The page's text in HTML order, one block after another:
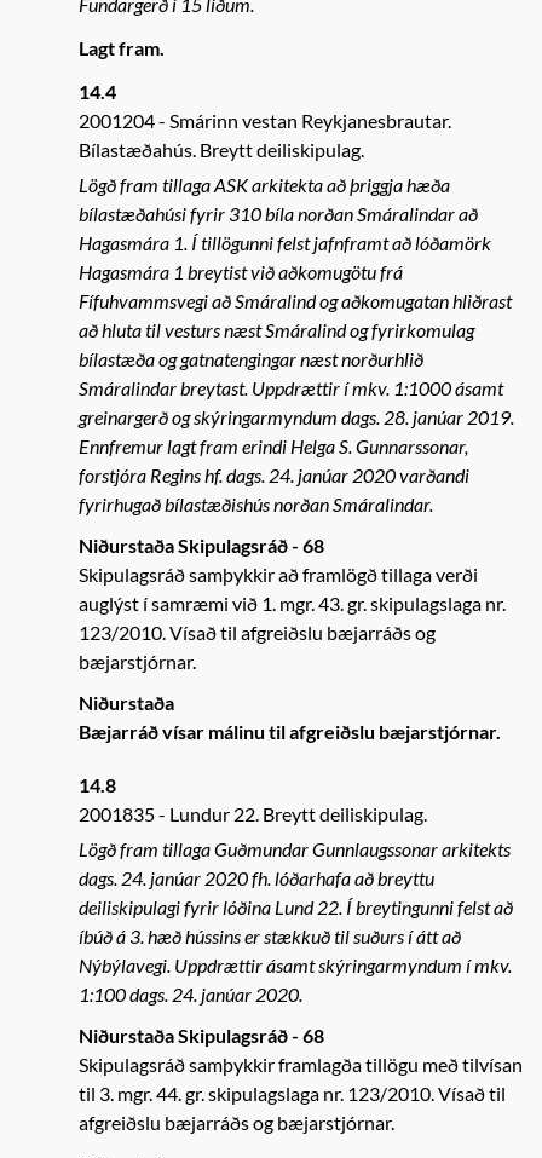
Lagt fram.
14.4
2001204
Smárinn vestan Reykjanesbrautar.
Bílastæðahús. Breytt deiliskipulag.
Lögð fram tillaga ASK arkitekta að þriggja hæða
bílastæðahúsi fyrir 310 bíla norðan Smáralindar að
Hagasmára 1. Í tillögunni felst jafnframt að lóðamörk
Hagasmára 1 breytist við aðkomugötu frá
Fífuhvammsvegi að Smáralind og aðkomugatan hliðrast
að hluta til vesturs næst Smáralind og fyrirkomulag
bílastæða og gatnatengingar næst norðurhlið
Smáralindar breytast. Uppdrættir í mkv. 1:1000 ásamt
greinargerð og skýringarmyndum dags. 28. janúar 2019.
Ennfremur lagt fram erindi Helga S. Gunnarssonar,
forstjóra Regins hf. dags. 24. janúar 2020 varðandi
fyrirhugað bílastæðishús norðan Smáralindar.
Niðurstaða Skipulagsráð - 68
Skipulagsráð samþykkir að framlögð tillaga verði
auglýst í samræmi við 1. mgr. 43. gr. skipulagslaga nr.
123/2010. Vísað til afgreiðslu bæjarráðs og
bæjarstjórnar.
Niðurstaða
Bæjarráð vísar málinu til afgreiðslu bæjarstjórnar.
14.8
2001835
Lundur 22. Breytt deiliskipulag.
Lögð fram tillaga Guðmundar Gunnlaugssonar arkitekts
dags. 24. janúar 2020 fh. lóðarhafa að breyttu
deiliskipulagi fyrir lóðina Lund 22. Í breytingunni felst að
íbúð á 3. hæð hússins er stækkuð til suðurs í átt að
Nýbýlavegi. Uppdrættir ásamt skýringarmyndum í mkv.
1:100 dags. 24. janúar 2020.
Niðurstaða Skipulagsráð - 68
Skipulagsráð samþykkir framlagða tillögu með tilvísan
til 3. mgr. 44. gr. skipulagslaga nr. 123/2010. Vísað til
afgreiðslu bæjarráðs og bæjarstjórnar.